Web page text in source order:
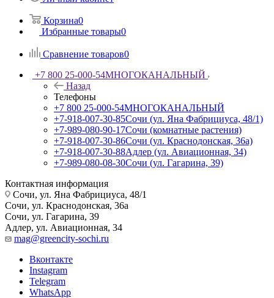
Корзина0
Избранные товары0
Сравнение товаров0
+7 800 25-000-54МНОГОКАНАЛЬНЫЙ
Назад
Телефоны
+7 800 25-000-54МНОГОКАНАЛЬНЫЙ
+7-918-007-30-85Сочи (ул. Яна Фабрициуса, 48/1)
+7-989-080-90-17Сочи (комнатные растения)
+7-918-007-30-86Сочи (ул. Краснодонская, 36а)
+7-918-007-30-88Адлер (ул. Авиационная, 34)
+7-989-080-08-30Сочи (ул. Гагарина, 39)
Контактная информация
Сочи, ул. Яна Фабрициуса, 48/1
Сочи, ул. Краснодонская, 36а
Сочи, ул. Гагарина, 39
Адлер, ул. Авиационная, 34
mag@greencity-sochi.ru
Вконтакте
Instagram
Telegram
WhatsApp